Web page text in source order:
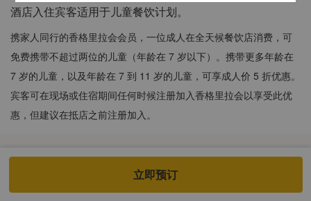
酒店入住宾客适用于儿童餐饮计划。
携家人同行的香格里拉会会员，一位成人在全天候餐饮店消费，可
免费携带不超过两位的儿童（年龄在 7 岁以下）。携带更多年龄在
7 岁的儿童，以及年龄在 7 到 11 岁的儿童，可享成人价 5 折优惠。
宾客可在现场或住宿期间任何时候注册加入香格里拉会以享受此优
惠，但建议在抵店之前注册加入。
立即预订